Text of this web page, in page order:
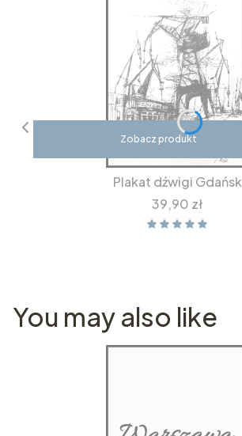
Zobacz produkt
Plakat dźwigi Gdańsk
Cena
39,90 zł
You may also like